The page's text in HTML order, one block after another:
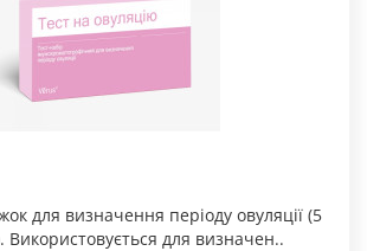
для визначення періоду овуляції (5
Використовується для визначен..